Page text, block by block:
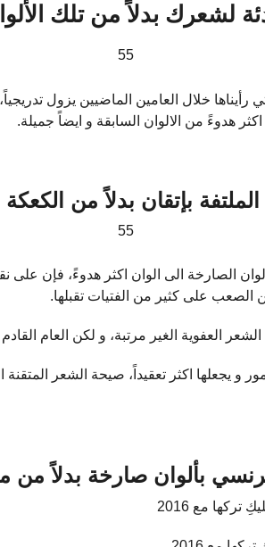
لشعرك بدلاً من تلك
خلال العامين الماضيين يزول
اكثر هدوءً من الالوان السابقة و ايضاً جميلة.
بإتقان بدلاً من الكعكة
الصارخة الى الوان اكثر هدوءً، فإن على
على كثير من الفتيات تقبلها.
و يجعلها اكثر تعقيداً، صيحة الشعر المتقنة
بألوان صارخة بدلاً من